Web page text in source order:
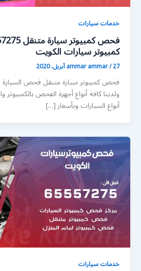
خدمات سيارات
كمبيوتر سيارات الكويت
ammar ammar/27 أبريل، 2020
فحص كمبيوتر سيارة متنقل فحص
ولدينا كافة أنواع أجهزة الفحص
أنواع السيارات وبأسعار […]
خدمات سيارات